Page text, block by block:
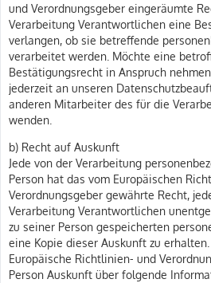
und Verordnungsgeber eingeräumte
Verarbeitung Verantwortlichen eine
verlangen, ob sie betreffende
verarbeitet werden. Möchte eine
Bestätigungsrecht in Anspruch
jederzeit an unseren
anderen Mitarbeiter des für die
wenden.
b) Recht auf Auskunft
Jede von der Verarbeitung
Person hat das vom Europäischen
Verordnungsgeber gewährte Recht,
Verarbeitung Verantwortlichen
zu seiner Person gespeicherten
eine Kopie dieser Auskunft zu
Europäische Richtlinien- und
Person Auskunft über folgende